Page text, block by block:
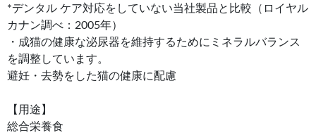
*デンタル ケア対応をしていない当社製品と比較（ロイヤル
カナン調べ：2005年）
・成猫の健康な泌尿器を維持するためにミネラルバランス
を調整しています。
避妊・去勢をした猫の健康に配慮
【用途】
総合栄養食